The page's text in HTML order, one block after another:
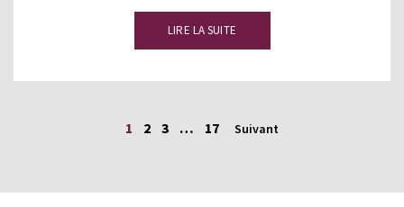
LIRE LA SUITE
1 2 3 … 17 Suivant